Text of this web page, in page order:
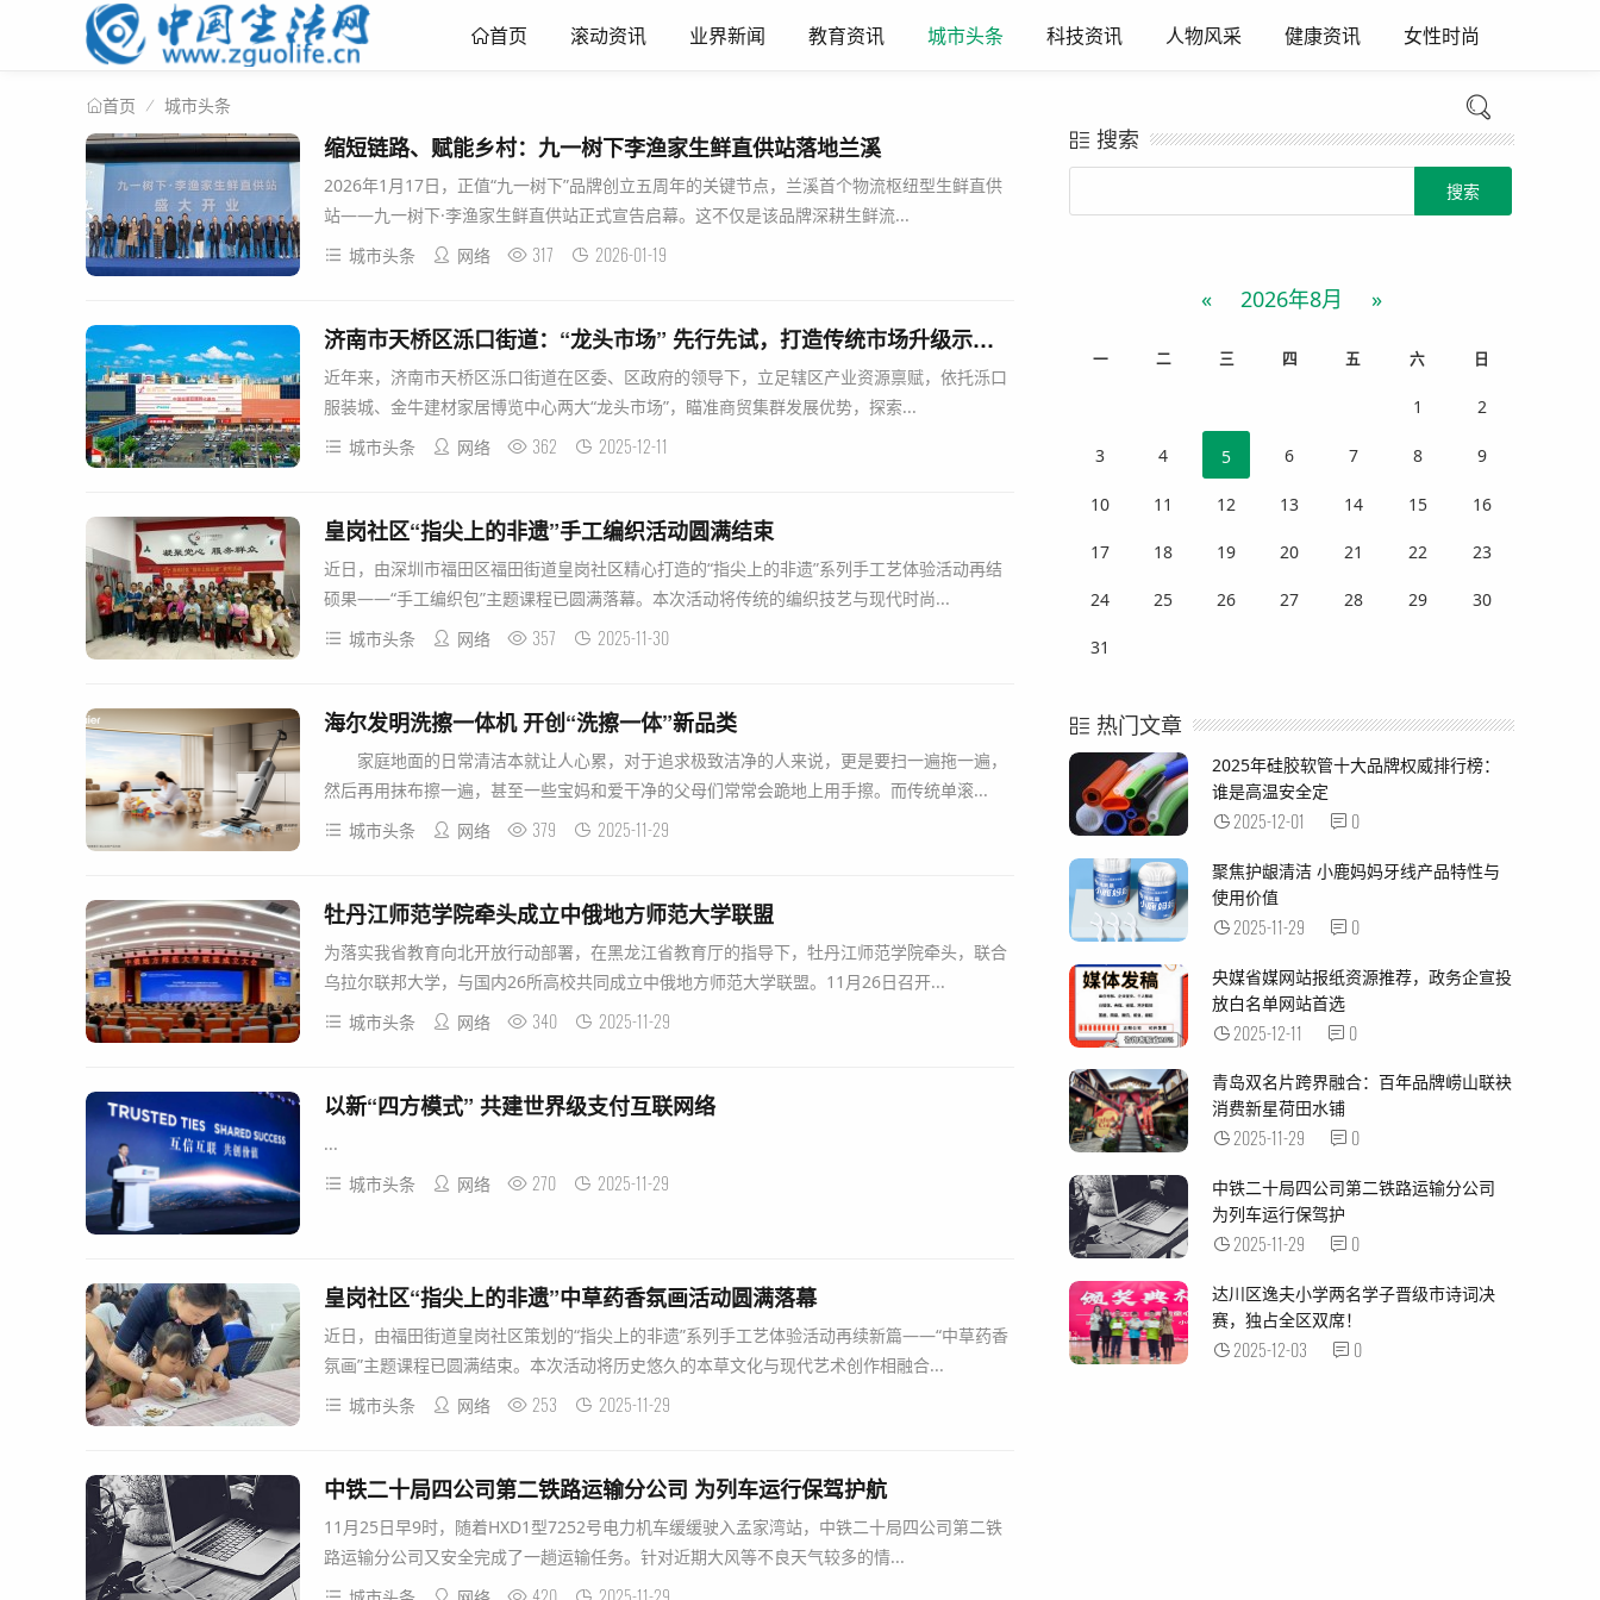
首页 滚动资讯 业界新闻 教育资讯 城市头条 科技资讯 人物风采 健康资讯 女性时尚
首页 城市头条
缩短链路、赋能乡村：九一树下李渔家生鲜直供站落地兰溪
2026年1月17日，正值“九一树下”品牌创立五周年的关键节点，兰溪首个物流枢纽型生鲜直供
站——九一树下·李渔家生鲜直供站正式宣告启幕。这不仅是该品牌深耕生鲜流...
城市头条
网络 317 2026-01-19
济南市天桥区泺口街道：“龙头市场” 先行先试，打造传统市场升级示范样板
近年来，济南市天桥区泺口街道在区委、区政府的领导下，立足辖区产业资源禀赋，依托泺口
服装城、金牛建材家居博览中心两大“龙头市场”，瞄准商贸集群发展优势，探索...
城市头条
网络 362 2025-12-11
皇岗社区“指尖上的非遗”手工编织活动圆满结束
近日，由深圳市福田区福田街道皇岗社区精心打造的“指尖上的非遗”系列手工艺体验活动再结
硕果——“手工编织包”主题课程已圆满落幕。本次活动将传统的编织技艺与现代时尚...
城市头条
网络 357 2025-11-30
海尔发明洗擦一体机 开创“洗擦一体”新品类
家庭地面的日常清洁本就让人心累，对于追求极致洁净的人来说，更是要扫一遍拖一遍，
然后再用抹布擦一遍，甚至一些宝妈和爱干净的父母们常常会跪地上用手擦。而传统单滚...
城市头条
网络 379 2025-11-29
牡丹江师范学院牵头成立中俄地方师范大学联盟
为落实我省教育向北开放行动部署，在黑龙江省教育厅的指导下，牡丹江师范学院牵头，联合
乌拉尔联邦大学，与国内26所高校共同成立中俄地方师范大学联盟。11月26日召开...
城市头条
网络 340 2025-11-29
以新“四方模式” 共建世界级支付互联网络
...
城市头条
网络 270 2025-11-29
皇岗社区“指尖上的非遗”中草药香氛画活动圆满落幕
近日，由福田街道皇岗社区策划的“指尖上的非遗”系列手工艺体验活动再续新篇——“中草药香
氛画”主题课程已圆满结束。本次活动将历史悠久的本草文化与现代艺术创作相融合...
城市头条
网络 253 2025-11-29
中铁二十局四公司第二铁路运输分公司 为列车运行保驾护航
11月25日早9时，随着HXD1型7252号电力机车缓缓驶入孟家湾站，中铁二十局四公司第二铁
路运输分公司又安全完成了一趟运输任务。针对近期大风等不良天气较多的情...
搜索
« 2026年8月 »
一 二 三 四 五 六 日
1 2
3 4 5 6 7 8 9
10 11 12 13 14 15 16
17 18 19 20 21 22 23
24 25 26 27 28 29 30
31
热门文章
2025年硅胶软管十大品牌权威排行榜：
谁是高温安全定
2025-12-01 0
聚焦护龈清洁 小鹿妈妈牙线产品特性与
使用价值
2025-11-29 0
央媒省媒网站报纸资源推荐，政务企宣投
放白名单网站首选
2025-12-11 0
青岛双名片跨界融合：百年品牌崂山联袂
消费新星荷田水铺
2025-11-29 0
中铁二十局四公司第二铁路运输分公司
为列车运行保驾护
2025-11-29 0
达川区逸夫小学两名学子晋级市诗词决
赛，独占全区双席！
2025-12-03 0